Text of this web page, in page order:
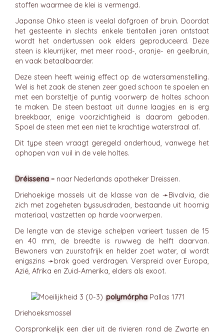
stoffen waarmee de klei is vermengd.
Japanse Ohko steen is veelal dofgroen of bruin. Doordat
het gesteente in slechts enkele tientallen jaren ontstaat
wordt het ondertussen ook elders geproduceerd. Deze
steen is kleurrijker, met meer rood-, oranje- en geelbruin,
en vaak betaalbaarder.
Deze steen heeft weinig effect op de watersamenstelling.
Wel is het zaak de stenen zeer goed schoon te spoelen en
met een borsteltje of puntig voorwerp de holtes schoon
te maken. De steen bestaat uit dunne laagjes en is erg
breekbaar, enige voorzichtigheid is daarom geboden.
Spoel de steen met een niet te krachtige waterstraal af.
Dit type steen vraagt geregeld onderhoud, vanwege het
ophopen van vuil in de vele holtes.
Dréissena = naar Nederlands apotheker Dreissen.
Driehoekige mossels uit de klasse van de ➛Bivalvia, die
zich met zogeheten byssusdraden, bestaande uit hoornig
materiaal, vastzetten op harde voorwerpen.
De lengte van de stevige schelpen varieert tussen de 15
en 40 mm, de breedte is ruwweg de helft daarvan.
Bewoners van zuurstofrijk en helder zoet water, al wordt
enigszins ➛brak goed verdragen. Verspreid over Europa,
Azië, Afrika en Zuid-Amerika, elders als exoot.
polymórpha Pallas 1771
Driehoeksmossel
Oorspronkelijk een dier uit de rivieren rond de Zwarte en